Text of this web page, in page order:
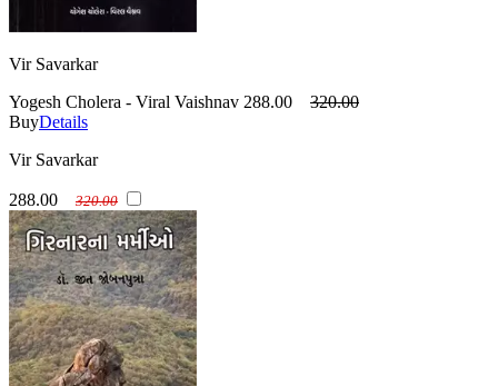
Vir Savarkar
Yogesh Cholera - Viral Vaishnav 288.00
320.00
BuyDetails
Vir Savarkar
288.00 320.00